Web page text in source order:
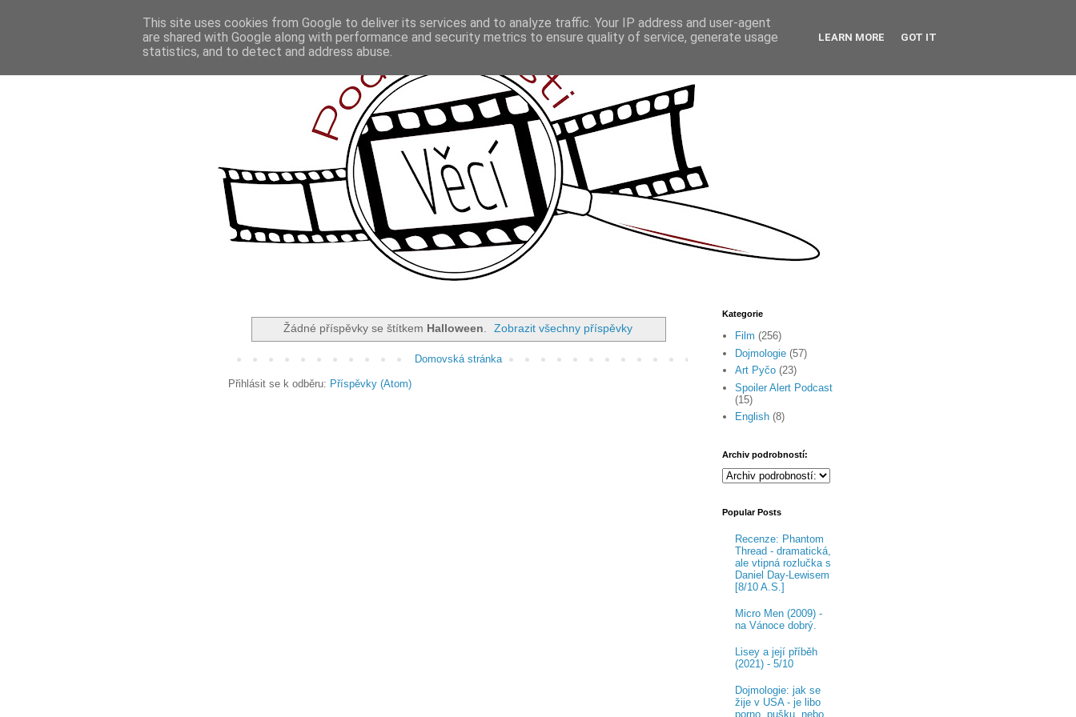
Žádné příspěvky se štítkem Halloween. Zobrazit všechny příspěvky
Domovská stránka
Přihlásit se k odběru: Příspěvky (Atom)
Kategorie
Film (256)
Dojmologie (57)
Art Pyčo (23)
Spoiler Alert Podcast
(15)
English (8)
Archiv podrobností:
Popular Posts
Recenze: Phantom
Thread - dramatická,
ale vtipná rozlučka s
Daniel Day-Lewisem
[8/10 A.S.]
Micro Men (2009) -
na Vánoce dobrý.
Lisey a její příběh
(2021) - 5/10
Dojmologie: jak se
žije v USA - je libo
porno, pušku, nebo
This site uses cookies from Google to deliver its services and to analyze traffic. Your IP address and user-agent
are shared with Google along with performance and security metrics to ensure quality of service, generate usage
statistics, and to detect and address abuse.
LEARN MORE GOT IT